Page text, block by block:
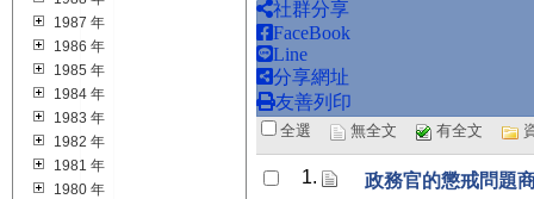
1987 年
1986 年
1985 年
1984 年
1983 年
1982 年
1981 年
1980 年
社群分享
FaceBook
Line
分享網址
友善列印
全選 無全文 有全文
1.
政務官的懲戒問題